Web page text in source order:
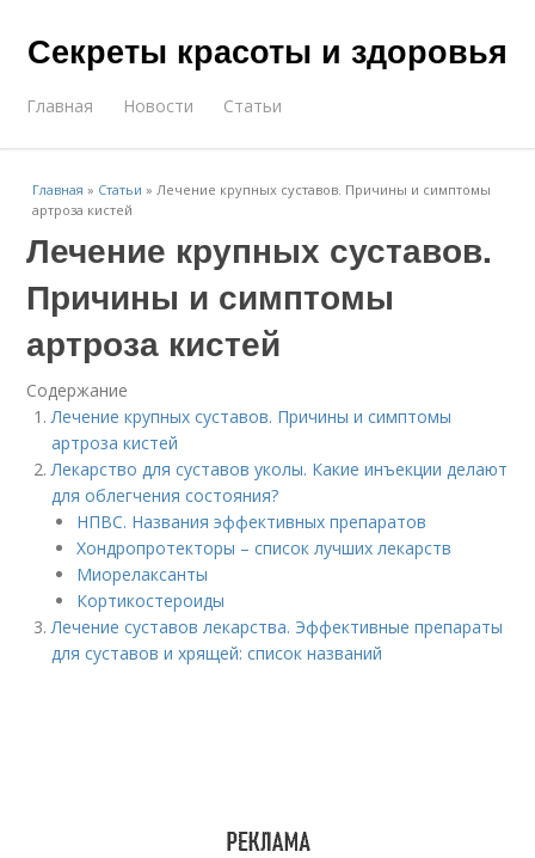
Секреты красоты и здоровья
Главная Новости Статьи
Главная » Статьи »Лечение крупных суставов. Причины и симптомы
артроза кистей
Лечение крупных суставов.
Причины и симптомы
артроза кистей
Содержание
Лечение крупных суставов. Причины и симптомы
артроза кистей
Лекарство для суставов уколы. Какие инъекции делают
для облегчения состояния?
НПВС. Названия эффективных препаратов
Хондропротекторы – список лучших лекарств
Миорелаксанты
Кортикостероиды
Лечение суставов лекарства. Эффективные препараты
для суставов и хрящей: список названий